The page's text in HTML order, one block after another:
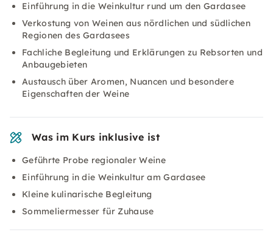
Einführung in die Weinkultur rund um den Gardasee
Verkostung von Weinen aus nördlichen und südlichen
Regionen des Gardasees
Fachliche Begleitung und Erklärungen zu Rebsorten und
Anbaugebieten
Austausch über Aromen, Nuancen und besondere
Eigenschaften der Weine
Was im Kurs inklusive ist
Geführte Probe regionaler Weine
Einführung in die Weinkultur am Gardasee
Kleine kulinarische Begleitung
Sommeliermesser für Zuhause